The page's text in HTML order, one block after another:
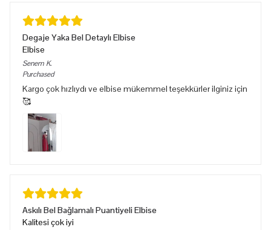
Degaje Yaka Bel Detaylı Elbise
Elbise
Senem K.
Purchased
Kargo çok hızlıydı ve elbise mükemmel teşekkürler ilginiz için
🥰
Askılı Bel Bağlamalı Puantiyeli Elbise
Kalitesi çok iyi